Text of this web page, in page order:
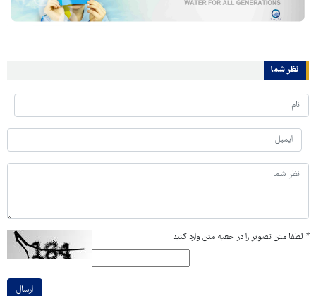
نظر شما
* لطفا متن تصویر را در جعبه متن وارد کنید
ارسال